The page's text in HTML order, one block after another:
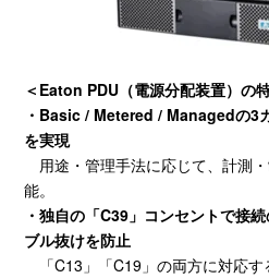
＜Eaton PDU（電源分配装置）の
・Basic / Metered / Managedの3
を実現
用途・管理手法に応じて、計測
能。
・独自の「C39 」コンセントで接
ブル抜けを防止
「C13 」「C19 」の両方に対応す